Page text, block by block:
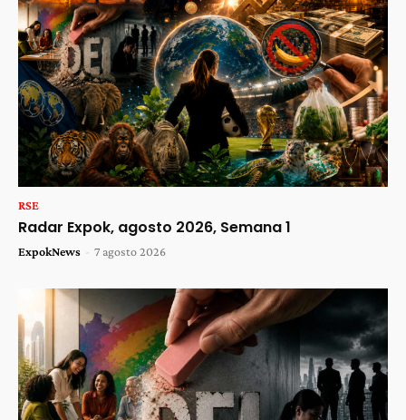
RSE
Radar Expok, agosto 2026, Semana 1
ExpokNews - 7 agosto 2026